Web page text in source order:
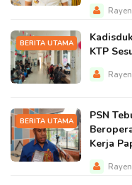
BERITA UTAMA
KTP
BERITA UTAMA
PSN
Kerja